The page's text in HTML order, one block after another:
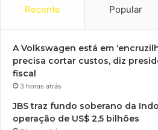
Recente Popular
A Volkswagen está em
precisa cortar custos, diz
fiscal
3 horas atrás
JBS traz fundo soberano da
operação de US$ 2,5 bilhões